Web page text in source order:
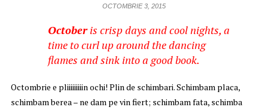
OCTOMBRIE 3, 2015
Octoberis crisp days and cool nights, a
time to curl up around the dancing
flames and sink into a good book.
Octombrie e pliiiiiiiiin ochi! Plin de schimbari. Schimbam placa,
schimbam berea – ne dam pe vin fiert; schimbam fata, schimba